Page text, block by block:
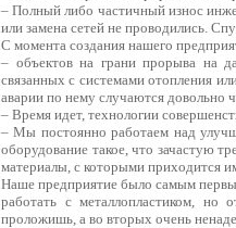
– Полный либо частичный износ
или замена сетей не проводились.
С момента создания нашего
– объектов на грани прорыва на
связанных с системами отопления
аварии по нему случаются довольно
– Время идет, технологии
– Мы постоянно работаем над
оборудование такое, что зачастую
материалы, с которыми приходится
Наше предприятие было самым
работать с металлопластиком, но
проложишь, а во вторых очень